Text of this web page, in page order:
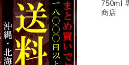
750ml
商店